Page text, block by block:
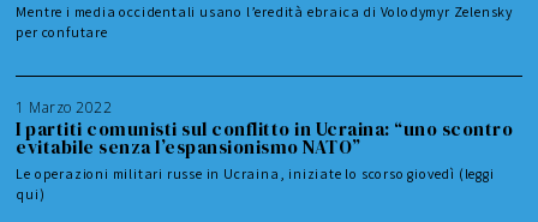
Mentre i media occidentali usano l’eredità ebraica di Volodymyr Zelensky
per confutare
1 Marzo 2022
I partiti comunisti sul conflitto in Ucraina: “uno scontro
evitabile senza l’espansionismo NATO”
Le operazioni militari russe in Ucraina, iniziate lo scorso giovedì (leggi
qui)